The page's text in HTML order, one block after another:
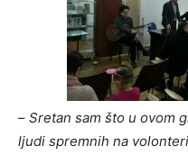
– Sretan sam što u ovom
ljudi spremnih na